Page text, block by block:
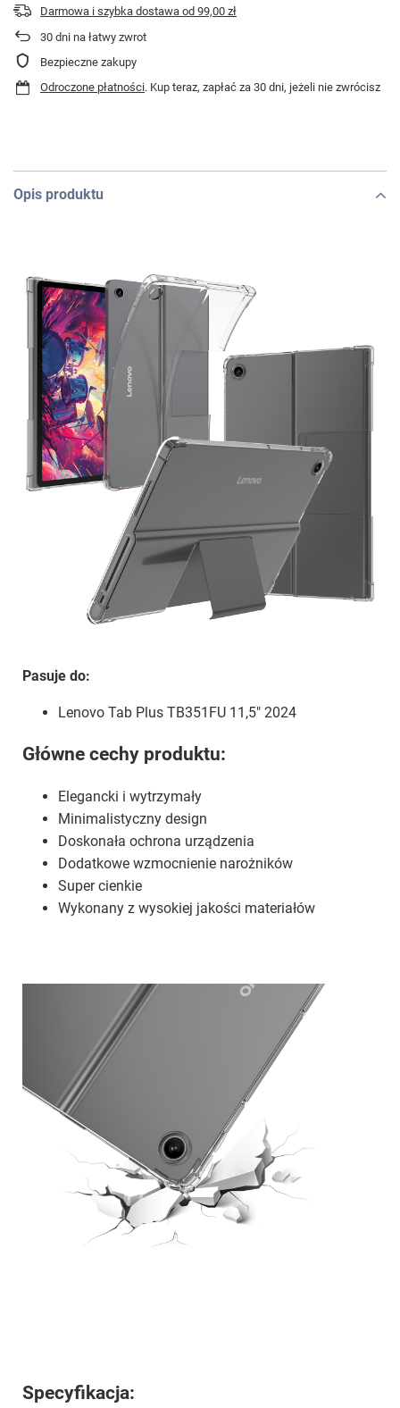
Darmowa i szybka dostawa od 99,00 zł
30 dni na łatwy zwrot
Bezpieczne zakupy
Odroczone płatności. Kup teraz, zapłać za 30 dni, jeżeli nie zwrócisz
Opis produktu
Pasuje do:
Lenovo Tab Plus TB351FU 11,5" 2024
Główne cechy produktu:
Elegancki i wytrzymały
Minimalistyczny design
Doskonała ochrona urządzenia
Dodatkowe wzmocnienie narożników
Super cienkie
Wykonany z wysokiej jakości materiałów
Specyfikacja: